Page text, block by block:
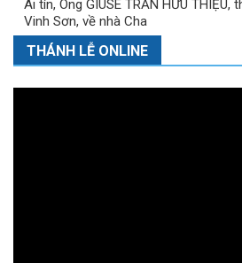
Ai tín, Ông GIUSE TRẦN HỮU THIỆU,
Vinh Sơn, về nhà Cha
THÁNH LỄ ONLINE